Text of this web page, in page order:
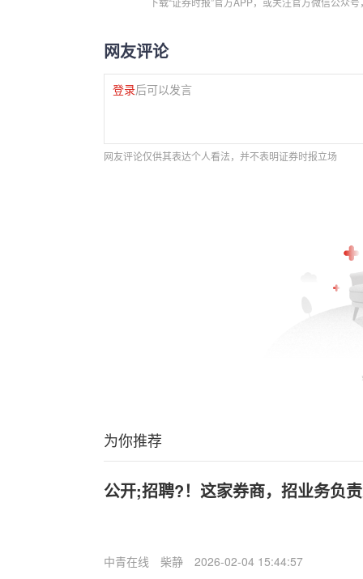
网友评论
登录后可以发言
网友评论仅供其表达个人看法，并不表明证券时报立场
为你推荐
公开;招聘?！这家券商，招业务负
中青在线 柴静 2026-02-04 15:44:57